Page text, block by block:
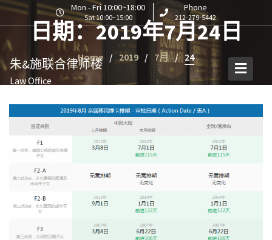
S
k
t
Mon - Fri 10:00~18:00
Sat 10:00~15:00
Phone
212-279-5442
朱&施联合律师楼
Law Office
日期：2019年7月24日
Home 2019 7月 24